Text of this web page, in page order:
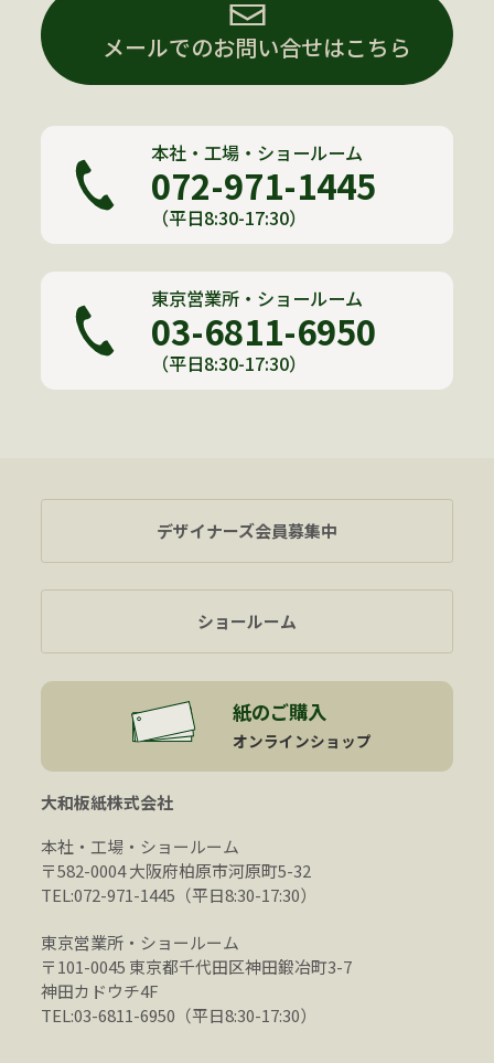
メールでのお問い合せはこちら
本社・工場・ショールーム
072-971-1445
（平日8:30-17:30）
東京営業所・ショールーム
03-6811-6950
（平日8:30-17:30）
大和板紙株式会社
本社・工場・ショールーム
〒582-0004 大阪府柏原市河原町5-32
TEL:072-971-1445（平日8:30-17:30）
東京営業所・ショールーム
〒101-0045 東京都千代田区神田鍛冶町3-7
神田カドウチ4F
TEL:03-6811-6950（平日8:30-17:30）
デザイナーズ会員募集中
ショールーム
紙のご購入
オンラインショップ